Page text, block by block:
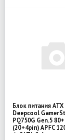
Блок питания
Deepcool
PQ750G Gen.5
(20+4pin) APFC
6xSATA Cab